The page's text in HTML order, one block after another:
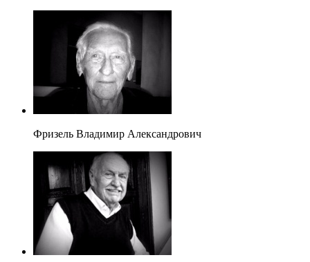
Фризель Владимир Александрович